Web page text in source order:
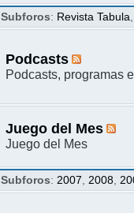
Subforos: Revista Tabula
Podcasts
Podcasts, programas
Juego del Mes
Juego del Mes
Subforos: 2007 2008